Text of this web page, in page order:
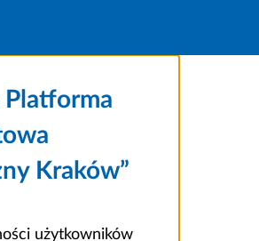
Platforma
Kraków”
użytkowników